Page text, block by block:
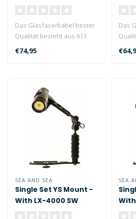
Das Glasfaserkabel bester
Qualität besteht aus 613
Fasern (Adern). Selbst wenn
€74,95
Das
SEA AND SEA
Single Set YS Mount -
With LX-4000 SW
SEA
With